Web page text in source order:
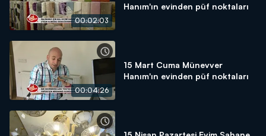
00:02:03
Hanım'ın evinden püf noktaları
00:04:26
15 Mart Cuma Münevver
Hanım'ın evinden püf noktaları